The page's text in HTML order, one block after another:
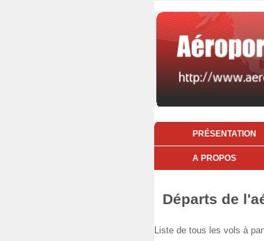
PRÉSENTATION
A PROPOS
Départs de
Liste de tous les vols à